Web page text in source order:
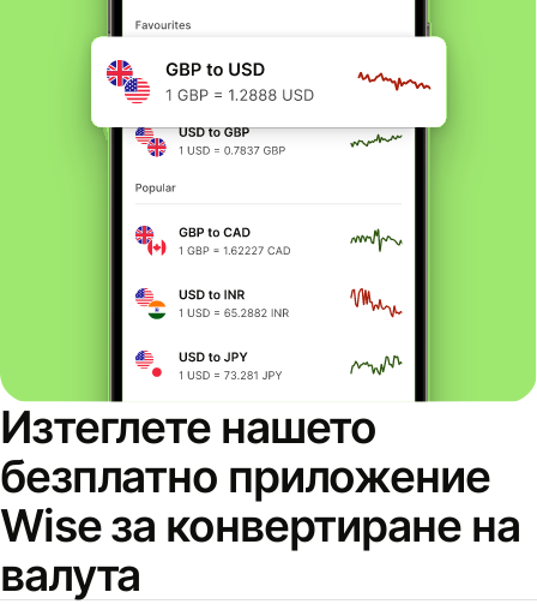
Изтеглете нашето
безплатно приложение
Wise за конвертиране на
валута